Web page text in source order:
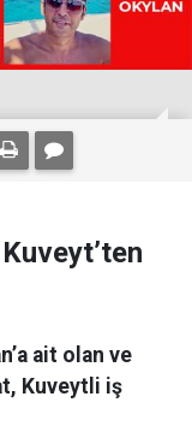
ait olan ve
Kuveytli iş